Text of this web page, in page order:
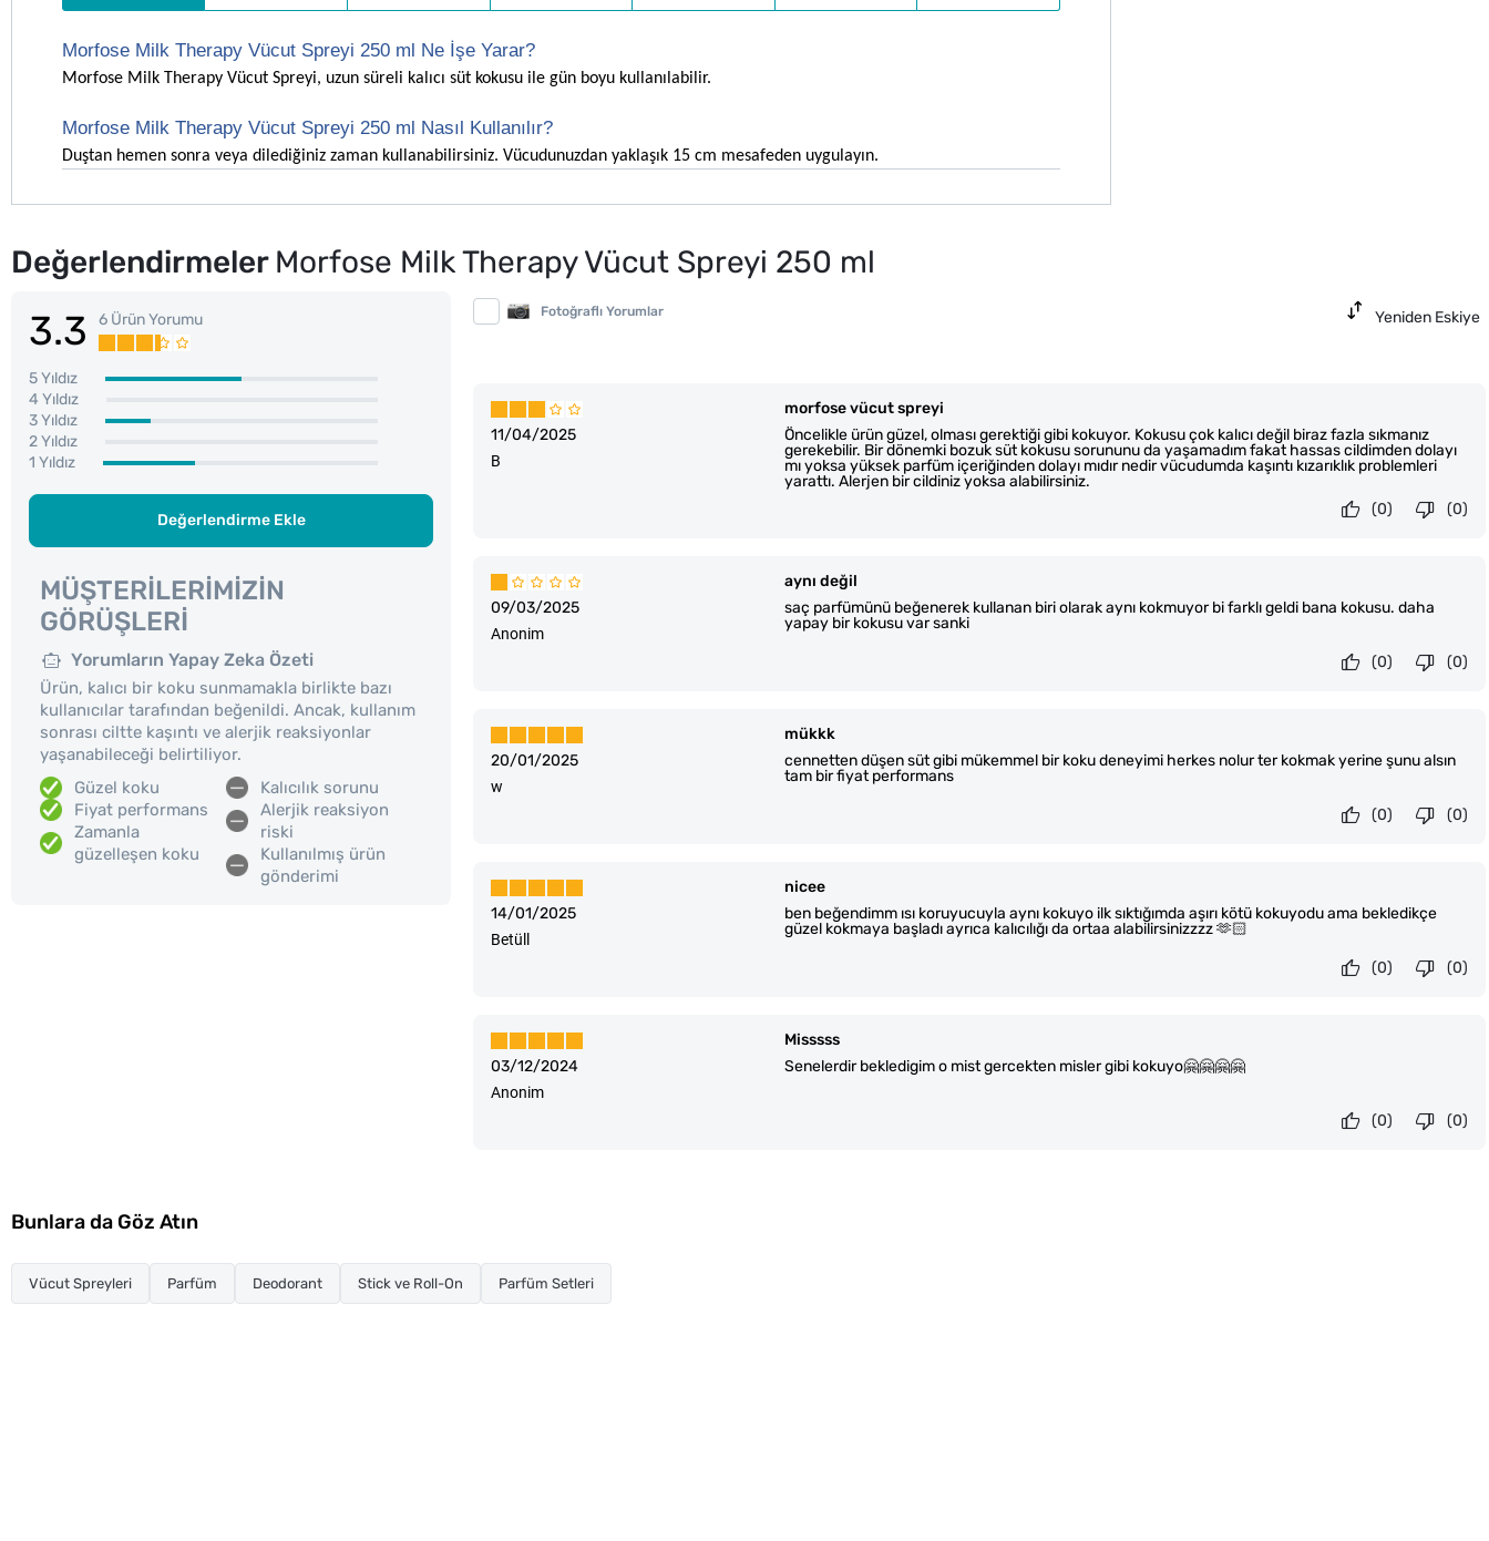
Morfose Milk Therapy Vücut Spreyi 250 ml Ne İşe Yarar?
Morfose Milk Therapy Vücut Spreyi, uzun süreli kalıcı süt kokusu ile gün boyu kullanılabilir.
Morfose Milk Therapy Vücut Spreyi 250 ml Nasıl Kullanılır?
Duştan hemen sonra veya dilediğiniz zaman kullanabilirsiniz. Vücudunuzdan yaklaşık 15 cm mesafeden uygulayın.
Değerlendirmeler Morfose Milk Therapy Vücut Spreyi 250 ml
3.3 6 Ürün Yorumu
5 Yıldız
4 Yıldız
3 Yıldız
2 Yıldız
1 Yıldız
Değerlendirme Ekle
MÜŞTERILERIMIZIN
GÖRÜŞLERI
Yorumların Yapay Zeka Özeti
Ürün, kalıcı bir koku sunmamakla birlikte bazı
kullanıcılar tarafından beğenildi. Ancak, kullanım
sonrası ciltte kaşıntı ve alerjik reaksiyonlar
yaşanabileceği belirtiliyor.
Güzel koku
Fiyat performans
Zamanla
güzelleşen koku
Kalıcılık sorunu
Alerjik reaksiyon
riski
Kullanılmış ürün
gönderimi
Fotoğraflı Yorumlar Yeniden Eskiye
11/04/2025
morfose vücut spreyi
Öncelikle ürün güzel, olması gerektiği gibi kokuyor. Kokusu çok kalıcı değil biraz fazla sıkmanız
gerekebilir. Bir dönemki bozuk süt kokusu sorununu da yaşamadım fakat hassas cildimden dolayı
mı yoksa yüksek parfüm içeriğinden dolayı mıdır nedir vücudumda kaşıntı kızarıklık problemleri
yarattı. Alerjen bir cildiniz yoksa alabilirsiniz.
B
(0)
(0)
09/03/2025
aynı değil
saç parfümünü beğenerek kullanan biri olarak aynı kokmuyor bi farklı geldi bana kokusu. daha
yapay bir kokusu var sanki
Anonim
(0)
(0)
20/01/2025
mükkk
cennetten düşen süt gibi mükemmel bir koku deneyimi herkes nolur ter kokmak yerine şunu alsın
tam bir fiyat performans
w
(0)
(0)
14/01/2025
nicee
ben beğendimm ısı koruyucuyla aynı kokuyo ilk sıktığımda aşırı kötü kokuyodu ama bekledikçe
güzel kokmaya başladı ayrıca kalıcılığı da ortaa alabilirsinizzzz 🫶🏻
Betüll
(0)
(0)
03/12/2024
Misssss
Senelerdir bekledigim o mist gercekten misler gibi kokuyo🤗🤗🤗🤗
Anonim
(0)
(0)
Bunlara da Göz Atın
Vücut Spreyleri Parfüm Deodorant Stick ve Roll-On Parfüm Setleri